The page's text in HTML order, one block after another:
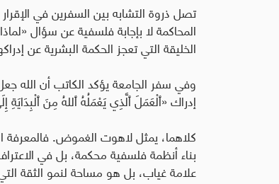
تصل ذروة التشابه بين السفرين في
المحاكمة لا بإجابة فلسفية عن سؤال
الخليقة التي تعجز الحكمة البشرية عن إدراكها
وفي سفر الجامعة يؤكد الكاتب أن الله
إدراك «ٱلْعَمَلَ ٱلَّذِي يَعْمَلُهُ ٱللهُ مِنَ ٱلْبِدَايَةِ إِلَى
كلاهما، يمثل لاهوت الغموض.
بناء أنظمة فلسفية محكمة، بل في
علامة غياب، بل هو مساحة لنمو الثقة